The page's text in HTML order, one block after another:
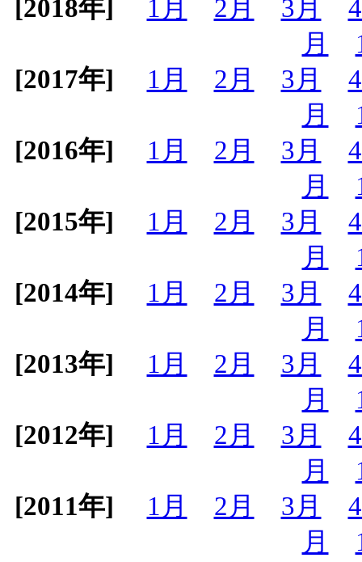
[2018年] 1月 2月 3月
月
[2017年]
1月 2月 3月
月
[2016年]
1月 2月 3月
月
[2015年]
1月 2月 3月
月
[2014年]
1月 2月 3月
月
[2013年]
1月 2月 3月
月
[2012年]
1月 2月 3月
月
[2011年]
1月 2月 3月
月